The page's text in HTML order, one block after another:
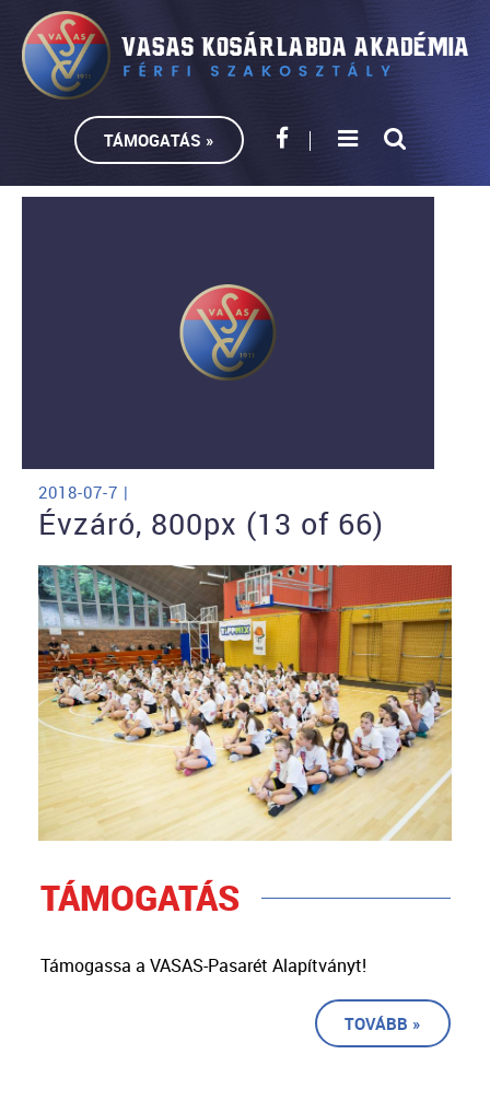
TÁMOGATÁS »
2018-07-7 |
Évzáró, 800px (13 of 66)
TÁMOGATÁS
Támogassa a VASAS-Pasarét Alapítványt!
TOVÁBB »